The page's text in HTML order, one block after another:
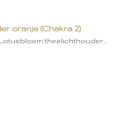
oranje (Chakra 2)
theelichthouder…